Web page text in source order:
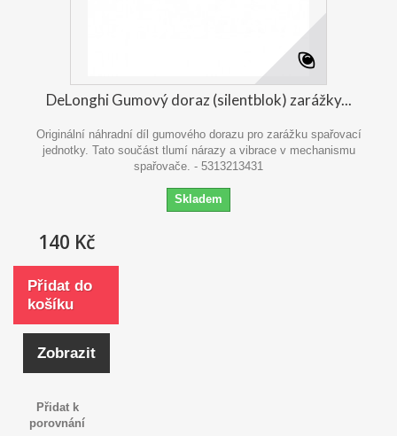
DeLonghi Gumový doraz (silentblok) zarážky...
Originální náhradní díl gumového dorazu pro zarážku spařovací
jednotky. Tato součást tlumí nárazy a vibrace v mechanismu
spařovače. - 5313213431
Skladem
140 Kč
Přidat do
košíku
Zobrazit
Přidat k
porovnání